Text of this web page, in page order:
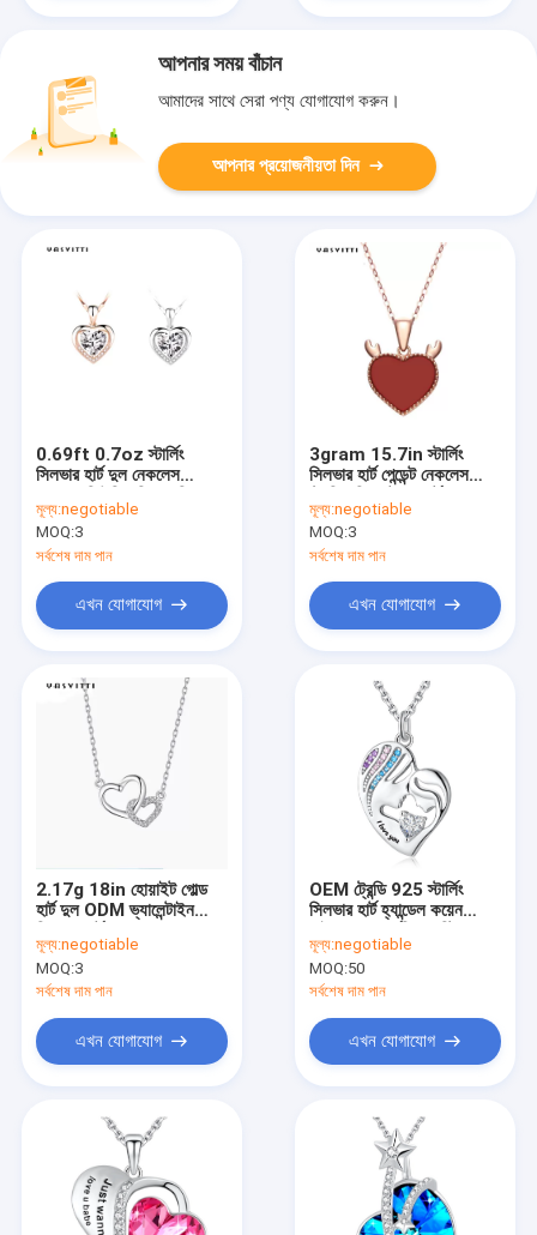
আমাদের সম্পর্কে
আপনার সময় বাঁচান
আমাদের সাথে সেরা পণ্য যোগাযোগ করুন।
আপনার প্রয়োজনীয়তা দিন
0.69ft 0.7oz স্টার্লিং
সিলভার হার্ট দুল নেকলেস
নেকলেস
মূল্য:negotiable
MOQ:3
সর্বশেষ দাম পান
এখন যোগাযোগ
3gram 15.7in স্টার্লিং
সিলভার হার্ট পেন্ডেন্ট নেকলেস
মূল্য:negotiable
MOQ:3
সর্বশেষ দাম পান
এখন যোগাযোগ
2.17g 18in হোয়াইট গোল্ড
হার্ট দুল ODM ভ্যালেন্টাইন
মূল্য:negotiable
MOQ:3
সর্বশেষ দাম পান
এখন যোগাযোগ
OEM ট্রেন্ডি 925 স্টার্লিং
সিলভার হার্ট হ্যান্ডেল কয়েন
ক্রিস্টাল সহ
মূল্য:negotiable
MOQ:50
সর্বশেষ দাম পান
এখন যোগাযোগ